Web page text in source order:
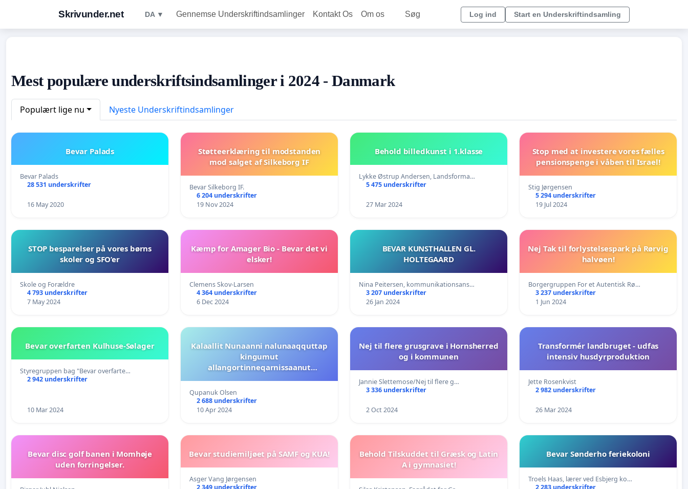
Skrivunder.net DA ▼ Gennemse Underskriftindsamlinger Kontakt Os Om os Søg Log ind Start en Underskriftindsamling
Mest populære underskriftsindsamlinger i 2024 - Danmark
Populært lige nu Nyeste Underskriftindsamlinger
Bevar Palads
Bevar Palads
28 531 underskrifter
16 May 2020
Støtteerklæring til modstanden
mod salget af Silkeborg IF
Bevar Silkeborg IF.
6 204 underskrifter
19 Nov 2024
Behold billedkunst i 1.klasse
Lykke Østrup Andersen, Landsforma…
5 475 underskrifter
27 Mar 2024
Stop med at investere vores fælles
pensionspenge i våben til Israel!
Stig Jørgensen
5 294 underskrifter
19 Jul 2024
STOP besparelser på vores børns
skoler og SFO’er
Skole og Forældre
4 793 underskrifter
7 May 2024
Kæmp for Amager Bio - Bevar det vi
elsker!
Clemens Skov-Larsen
4 364 underskrifter
6 Dec 2024
BEVAR KUNSTHALLEN GL.
HOLTEGAARD
Nina Peitersen, kommunikationsans…
3 207 underskrifter
26 Jan 2024
Nej Tak til forlystelsespark på Rørvig
halvøen!
Borgergruppen For et Autentisk Rø…
3 237 underskrifter
1 Jun 2024
Bevar overfarten Kulhuse-Sølager
Styregruppen bag "Bevar overfarte…
2 942 underskrifter
10 Mar 2024
Kalaallit Nunaanni nalunaaqquttap
kingumut
allangortinneqarnissaanut
2024 / Underskriftsindsamling i
Grønland for at ændre tidszonen
tilbage, 10.-22. april 2024
Qupanuk Olsen
2 688 underskrifter
10 Apr 2024
Nej til flere grusgrave i Hornsherred
og i kommunen
Jannie Slettemose/Nej til flere g…
3 336 underskrifter
2 Oct 2024
Transformér landbruget - udfas
intensiv husdyrproduktion
Jette Rosenkvist
2 982 underskrifter
26 Mar 2024
Bevar disc golf banen i Momhøje
uden forringelser.
Bevar studiemiljøet på SAMF og KUA!
Asger Vang Jørgensen
2 349 underskrifter
Behold Tilskuddet til Græsk og Latin
A i gymnasiet!
Bevar Sønderho feriekoloni
Troels Haas, lærer ved Esbjerg ko…
2 283 underskrifter